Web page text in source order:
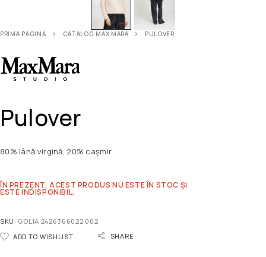
PRIMA PAGINĂ CATALOG MAX MARA PULOVER
Pulover
80% lână virgină, 20% cașmir
ÎN PREZENT, ACEST PRODUS NU ESTE ÎN STOC ȘI
ESTE INDISPONIBIL.
SKU: GOLIA 2426366022 002
ADD TO WISHLIST
SHARE